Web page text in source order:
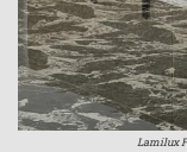
Lamilux